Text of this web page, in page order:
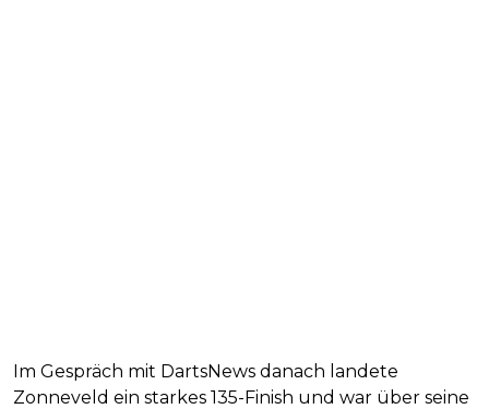
Im Gespräch mit DartsNews danach landete
Zonneveld ein starkes 135-Finish und war über seine